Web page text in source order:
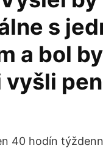
s
a bol
vyšli
40 hodín